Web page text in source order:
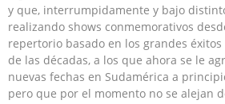
y que, interrumpidamente y bajo
realizando shows conmemorativos
repertorio basado en los grandes éxitos
de las décadas, a los que ahora se le
nuevas fechas en Sudamérica a
pero que por el momento no se alejan